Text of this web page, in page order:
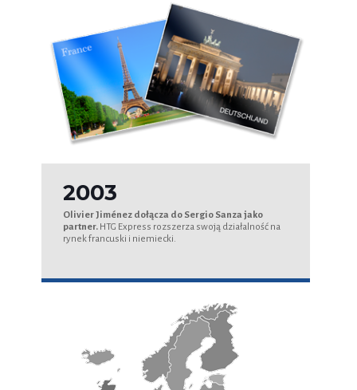
2003
Olivier Jiménez dołącza do Sergio Sanza jako
partner.HTG Express rozszerza swoją działalność na
rynek francuski i niemiecki.